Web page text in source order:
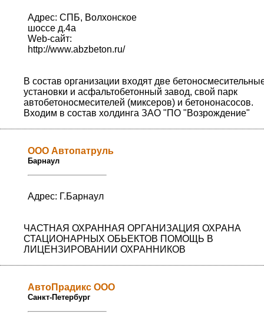
Адрес: СПБ, Волхонское
шоссе д.4а
Web-сайт:
http://www.abzbeton.ru/
В состав организации входят две
установки и асфальтобетонный завод, свой парк
автобетоносмесителей (миксеров) и бетононасосов.
Входим в состав холдинга ЗАО "ПО "Возрождение"
ООО Автопатруль
Барнаул
Адрес: Г.Барнаул
ЧАСТНАЯ ОХРАННАЯ ОРГАНИЗАЦИЯ ОХРАНА
СТАЦИОНАРНЫХ ОБЬЕКТОВ ПОМОЩЬ В
ЛИЦЕНЗИРОВАНИИ ОХРАННИКОВ
АвтоПрадикс ООО
Санкт-Петербург